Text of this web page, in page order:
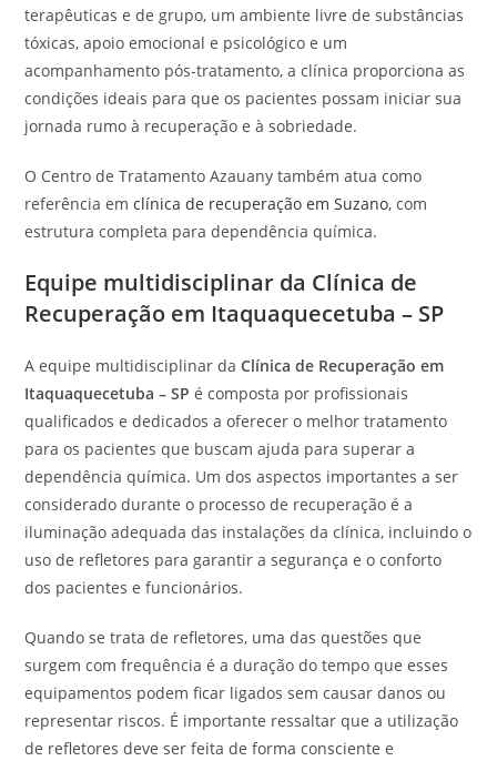
terapêuticas e de grupo, um ambiente livre de substâncias
tóxicas, apoio emocional e psicológico e um
acompanhamento pós-tratamento, a clínica proporciona as
condições ideais para que os pacientes possam iniciar sua
jornada rumo à recuperação e à sobriedade.
O Centro de Tratamento Azauany também atua como
referência emclínica de recuperação em Suzano, com
estrutura completa para dependência química.
Equipe multidisciplinar da Clínica de
Recuperação em Itaquaquecetuba – SP
A equipe multidisciplinar daClínica de Recuperação em
Itaquaquecetuba – SP é composta por profissionais
qualificados e dedicados a oferecer o melhor tratamento
para os pacientes que buscam ajuda para superar a
dependência química. Um dos aspectos importantes a ser
considerado durante o processo de recuperação é a
iluminação adequada das instalações da clínica, incluindo o
uso de refletores para garantir a segurança e o conforto
dos pacientes e funcionários.
Quando se trata de refletores, uma das questões que
surgem com frequência é a duração do tempo que esses
equipamentos podem ficar ligados sem causar danos ou
representar riscos. É importante ressaltar que a utilização
de refletores deve ser feita de forma consciente e